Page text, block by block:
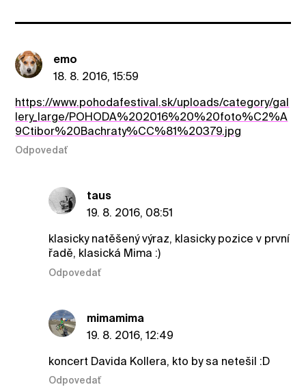
emo
18. 8. 2016, 15:59
https://www.pohodafestival.sk/uploads/category/gal
lery_large/POHODA%202016%20%20foto%C2%A
9Ctibor%20Bachraty%CC%81%20379.jpg
Odpovedať
taus
19. 8. 2016, 08:51
klasicky natěšený výraz, klasicky pozice v první
řadě, klasická Mima :)
Odpovedať
mimamima
19. 8. 2016, 12:49
koncert Davida Kollera, kto by sa netešil :D
Odpovedať